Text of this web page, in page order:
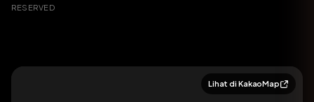
RESERVED
Lihat di KakaoMap